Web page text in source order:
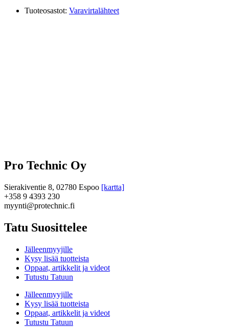
Tuoteosastot: Varavirtalähteet
Pro Technic Oy
Sierakiventie 8, 02780 Espoo [kartta]
+358 9 4393 230
myynti@protechnic.fi
Tatu Suosittelee
Jälleenmyyjille
Kysy lisää tuotteista
Oppaat, artikkelit ja videot
Tutustu Tatuun
Jälleenmyyjille
Kysy lisää tuotteista
Oppaat, artikkelit ja videot
Tutustu Tatuun